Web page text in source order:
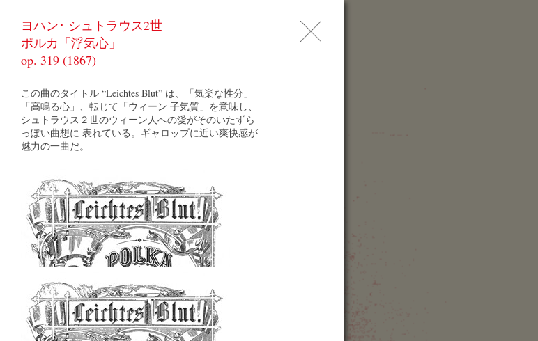
ヨハン･ シュトラウス2世
ポルカ「浮気心」
op. 319 (1867)
この曲のタイトル “Leichtes Blut” は、「気楽な性分」
「高鳴る心」、転じて「ウィーン 子気質」を意味し、
シュトラウス２世のウィーン人への愛がそのいたずら
っぽい曲想に 表れている。ギャロップに近い爽快感が
魅力の一曲だ。
© by WJSO-Archive
コンサート
オーケストラ
メディア
ショップ
ヨハネス･ ヴィルトナー
Resumé
Website
Jianye District
Jiangsu
China